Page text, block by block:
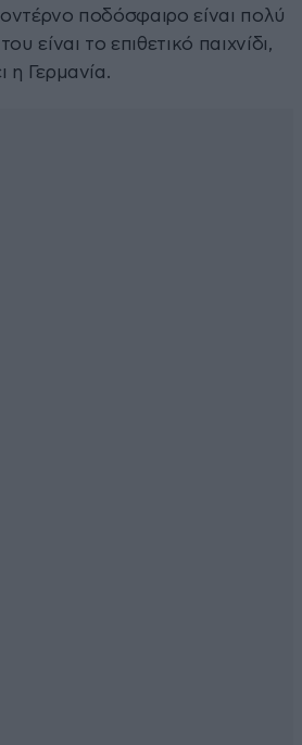
ποδόσφαιρο είναι πολύ
είναι το επιθετικό παιχνίδι,
η Γερμανία.